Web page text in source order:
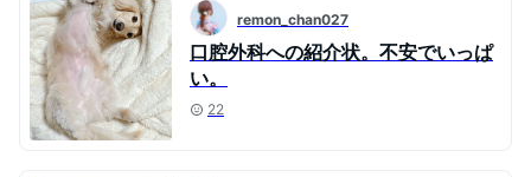
remon_chan027
口腔外科への紹介状。不安でいっぱ
い。
22